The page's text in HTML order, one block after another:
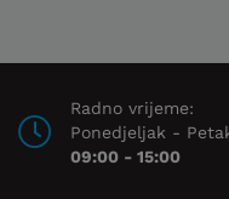
Radno vrijeme:
Ponedjeljak -
09:00 - 15:00